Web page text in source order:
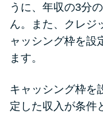
うに、年収の3分
ん。また、クレジ
ャッシング枠を設
ます。
キャッシング枠を
定した収入が条件